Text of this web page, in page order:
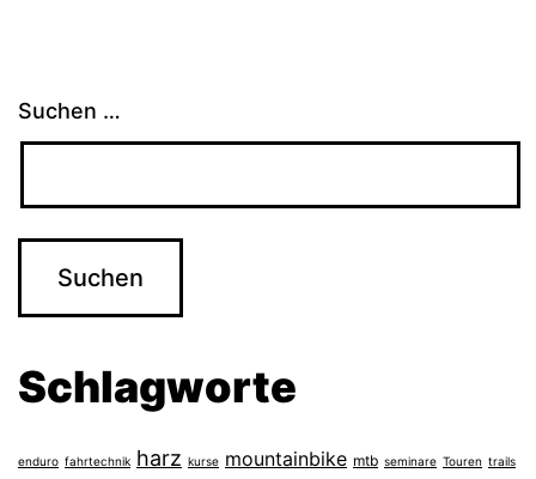
Suchen …
Schlagworte
enduro fahrtechnik harz kurse mountainbike mtb seminare Touren trails